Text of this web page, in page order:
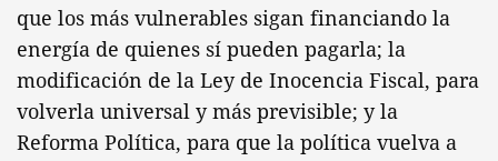
que los más vulnerables sigan financiando la
energía de quienes sí pueden pagarla; la
modificación de la Ley de Inocencia Fiscal, para
volverla universal y más previsible; y la
Reforma Política, para que la política vuelva a